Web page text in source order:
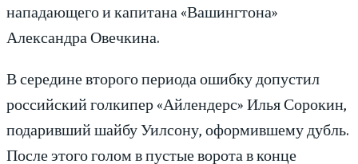
нападающего и капитана «Вашингтона»
Александра Овечкина.
В середине второго периода ошибку допустил
российский голкипер «Айлендерс» Илья Сорокин,
подаривший шайбу Уилсону, оформившему дубль.
После этого голом в пустые ворота в конце